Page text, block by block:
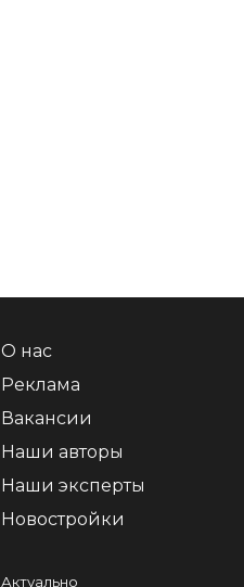
О нас
Реклама
Вакансии
Наши авторы
Наши эксперты
Новостройки
Актуально